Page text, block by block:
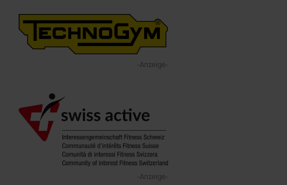
-Anzeige-
-Anzeige-